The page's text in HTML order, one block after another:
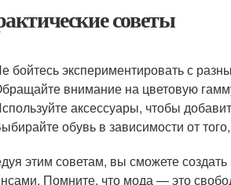
советы
бойтесь экспериментировать с
внимание на цветовую
аксессуары, чтобы
обувь в зависимости от
этим советам, вы сможете
Помните, что мода — это